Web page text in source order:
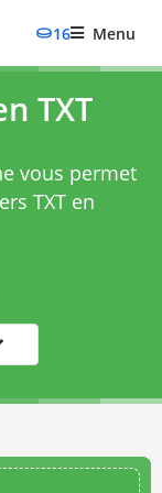
16 Menu
TXT
vous permet
TXT en